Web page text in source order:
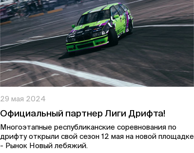
29 мая 2024
Официальный партнер Лиги Дрифта!
Многоэтапные республиканские соревнования по
дрифту открыли свой сезон 12 мая на новой площадке
- Рынок Новый лебяжий.